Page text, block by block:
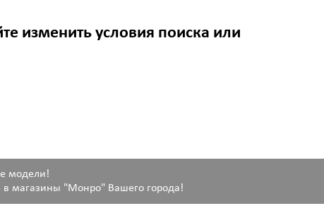
изменить условия поиска или
модели!
магазины "Монро" Вашего города!